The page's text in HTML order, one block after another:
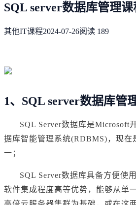
SQL server数据库管理
其他IT课程2024-07-26阅读 189
1、SQL server数据库管
SQL Server数据库是Microsoft
据库智能管理系统(RDBMS)，现在
一；
SQL Server数据库具备方便使
软件集成程度高等优势，能够从单